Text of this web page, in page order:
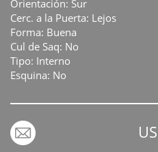
Orientación: Sur
Cerc. a la Puerta: Lejos
Forma: Buena
Cul de Saq: No
Tipo: Interno
Esquina: No